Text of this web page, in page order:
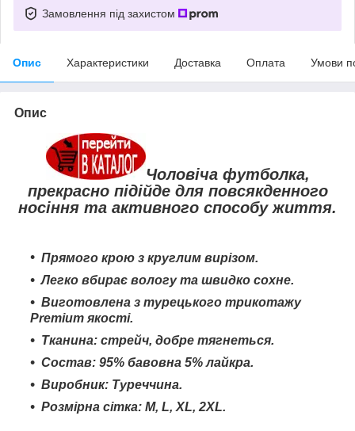
Замовлення під захистом
Опис Характеристики Доставка Оплата Умови
Опис
Чоловіча футболка,
прекрасно підійде для повсякденного
носіння та активного способу життя.
Прямого крою з круглим вирізом.
Легко вбирає вологу та швидко сохне.
Виготовлена з турецького трикотажу
Premium якості.
Тканина: стрейч, добре тягнеться.
Состав: 95% бавовна 5% лайкра.
Виробник: Туреччина.
Розмірна сітка: M, L,XL,2XL.